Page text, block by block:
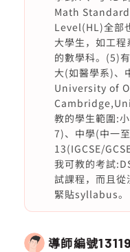
Math
Level(HL)全部
大學生，如工
的數學科。(5)
大(如醫學系)、
University of
教的學生範圍:
7)、中學(中一
13(IGCSE/
我可教的考試
試課程，而且從
緊貼syllabus。
導師編號